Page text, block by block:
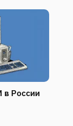
в России